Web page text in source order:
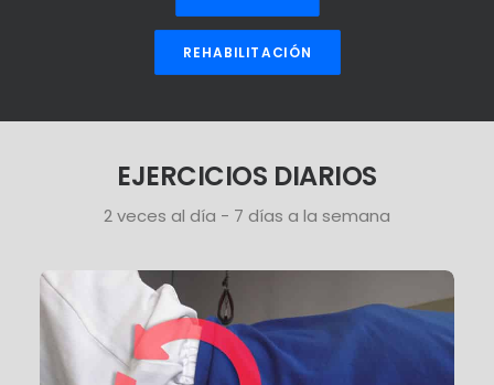
REHABILITACIÓN
EJERCICIOS DIARIOS
2 veces al día - 7 días a la semana